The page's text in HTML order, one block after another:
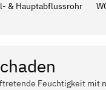
& Hauptabflussrohr
Feuchtigkeit mit